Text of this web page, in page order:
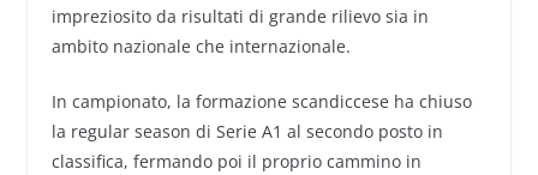
impreziosito da risultati di grande rilievo sia in
ambito nazionale che internazionale.
In campionato, la formazione scandiccese ha chiuso
la regular season di Serie A1 al secondo posto in
classifica, fermando poi il proprio cammino in